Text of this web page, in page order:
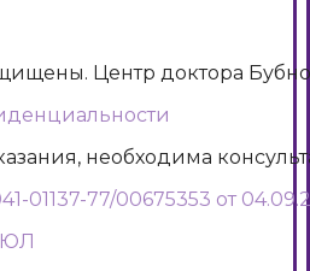
Центр доктора
необходима
01137-77/00675353 от